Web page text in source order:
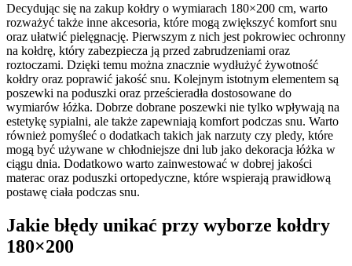
Decydując się na zakup kołdry o wymiarach 180×200 cm, warto
rozważyć także inne akcesoria, które mogą zwiększyć komfort snu
oraz ułatwić pielęgnację. Pierwszym z nich jest pokrowiec ochronny
na kołdrę, który zabezpiecza ją przed zabrudzeniami oraz
roztoczami. Dzięki temu można znacznie wydłużyć żywotność
kołdry oraz poprawić jakość snu. Kolejnym istotnym elementem są
poszewki na poduszki oraz prześcieradła dostosowane do
wymiarów łóżka. Dobrze dobrane poszewki nie tylko wpływają na
estetykę sypialni, ale także zapewniają komfort podczas snu. Warto
również pomyśleć o dodatkach takich jak narzuty czy pledy, które
mogą być używane w chłodniejsze dni lub jako dekoracja łóżka w
ciągu dnia. Dodatkowo warto zainwestować w dobrej jakości
materac oraz poduszki ortopedyczne, które wspierają prawidłową
postawę ciała podczas snu.
Jakie błędy unikać przy wyborze kołdry
180×200